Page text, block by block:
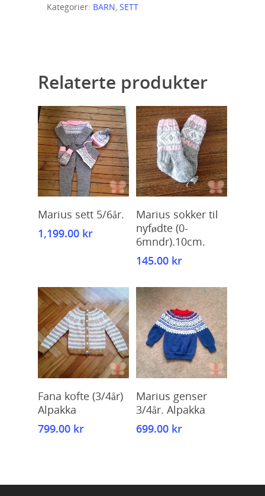
Kategorier: BARN SETT
Relaterte produkter
Marius sett 5/6år.
1,199.00 kr
Kjøp
Marius sokker til
nyfødte (0-
6mndr).10cm.
145.00 kr
Fana kofte (3/4år)
Alpakka
799.00 kr
Marius genser
3/4år. Alpakka
699.00 kr